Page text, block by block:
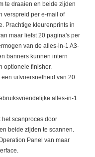
te draaien en beide zijden
verspreid per e-mail of
Prachtige kleurenprints in
maar liefst 20 pagina's per
van de alles-in-1 A3-
banners kunnen intern
optionele finisher.
uitvoersnelheid van 20
alles-in-1
het scanproces door
beide zijden te scannen.
Panel van maar